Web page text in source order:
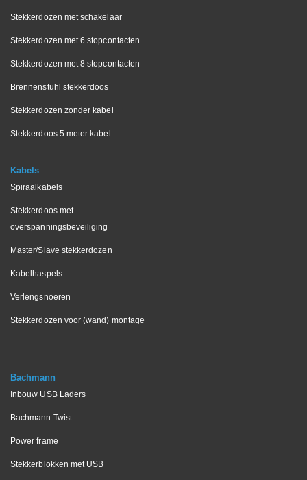
Stekkerdozen met schakelaar
Stekkerdozen met 6 stopcontacten
Stekkerdozen met 8 stopcontacten
Brennenstuhl stekkerdoos
Stekkerdozen zonder kabel
Stekkerdoos 5 meter kabel
Kabels
Spiraalkabels
Stekkerdoos met
overspanningsbeveiliging
Master/Slave stekkerdozen
Kabelhaspels
Verlengsnoeren
Stekkerdozen voor (wand) montage
Bachmann
Inbouw USB Laders
Bachmann Twist
Power frame
Stekkerblokken met USB